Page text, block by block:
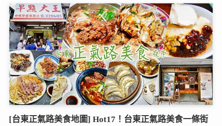
[台東正氣路美食地圖] Hot17！台東正氣路美食一條街